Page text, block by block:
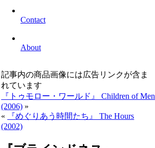
Contact
About
記事内の商品画像には広告リンクが含ま
れています
『トゥモロー・ワールド』 Children of Men
(2006) »
«
『めぐりあう時間たち』 The Hours
(2002)